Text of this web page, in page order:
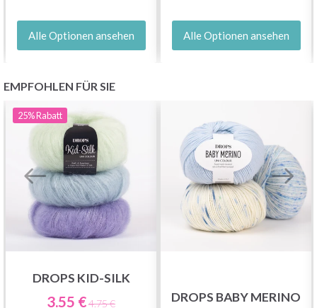
Alle Optionen ansehen Alle Optionen ansehen
EMPFOHLEN FÜR SIE
25%Rabatt
DROPS KID-SILK
3.55 €4.75 € DROPS BABY MERINO